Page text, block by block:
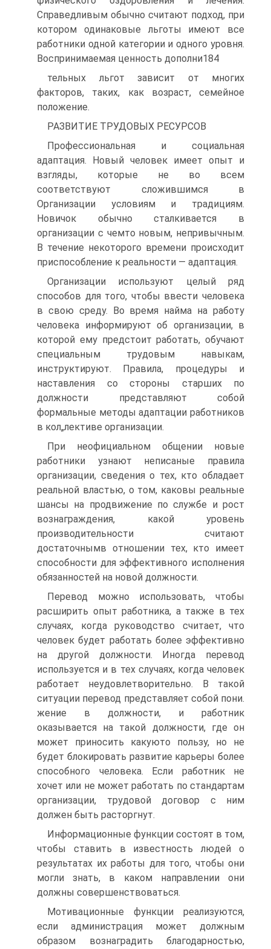
Справедливым обычно считают подход, при
котором одинаковые льготы имеют все
работники одной категории и одного уровня.
Воспринимаемая ценность дополни184
тельных льгот зависит от многих
факторов, таких, как возраст, семейное
положение.
РАЗВИТИЕ ТРУДОВЫХ РЕСУРСОВ
Профессиональная и социальная
адаптация. Новый человек имеет опыт и
взгляды, которые не во всем
соответствуют сложившимся в
Организации условиям и традициям.
Новичок обычно сталкивается в
организации с чемто новым, непривычным.
В течение некоторого времени происходит
приспособление к реальности — адаптация.
Организации используют целый ряд
способов для того, чтобы ввести человека
в свою среду. Во время найма на работу
человека информируют об организации, в
которой ему предстоит работать, обучают
специальным трудовым навыкам,
инструктируют. Правила, процедуры и
наставления со стороны старших по
должности представляют собой
формальные методы адаптации работников
в кол„лективе организации.
При неофициальном общении новые
работники узнают неписаные правила
организации, сведения о тех, кто обладает
реальной властью, о том, каковы реальные
шансы на продвижение по службе и рост
вознаграждения, какой уровень
производительности считают
достаточнымв отношении тех, кто имеет
способности для эффективного исполнения
обязанностей на новой должности.
Перевод можно использовать, чтобы
расширить опыт работника, а также в тех
случаях, когда руководство считает, что
человек будет работать более эффективно
на другой должности. Иногда перевод
используется и в тех случаях, когда человек
работает неудовлетворительно. В такой
ситуации перевод представляет собой пони.
жение в должности, и работник
оказывается на такой должности, где он
может приносить какуюто пользу, но не
будет блокировать развитие карьеры более
способного человека. Если работник не
хочет или не может работать по стандартам
организации, трудовой договор с ним
должен быть расторгнут.
Информационные функции состоят в том,
чтобы ставить в известность людей о
результатах их работы для того, чтобы они
могли знать, в каком направлении они
должны совершенствоваться.
Мотивационные функции реализуются,
если администрация может должным
образом вознаградить благодарностью,